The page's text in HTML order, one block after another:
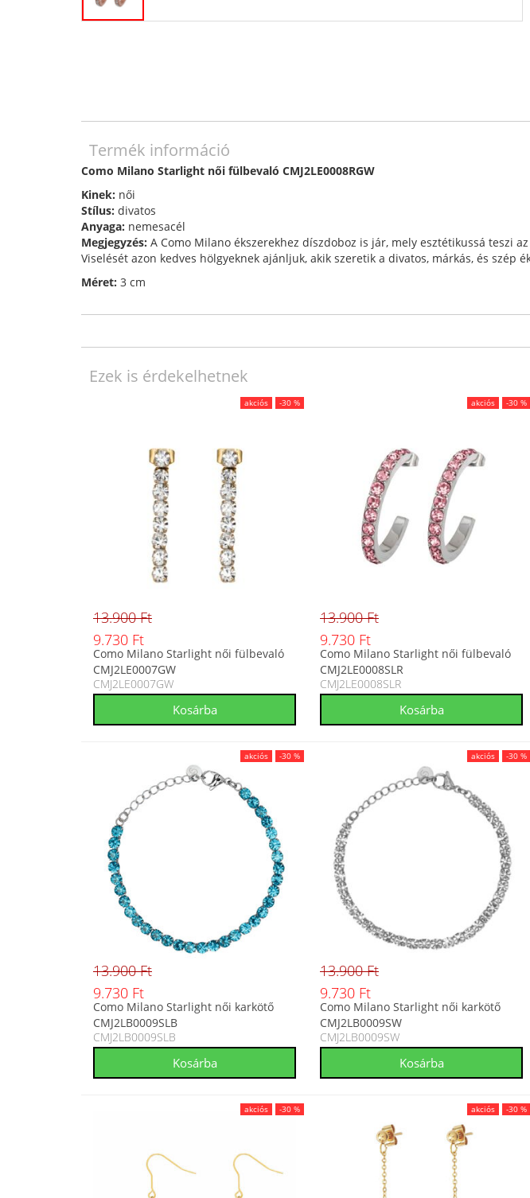
Termék információ
Como Milano Starlight női fülbevaló CMJ2LE0008RGW
Kinek: női
Stílus: divatos
Anyaga: nemesacél
Megjegyzés: A Como Milano ékszerekhez díszdoboz is jár, mely esztétikussá teszi
Viselését azon kedves hölgyeknek ajánljuk, akik szeretik a divatos, márkás, és szép
Méret: 3 cm
Ezek is érdekelhetnek
akciós -30 %
13.900 Ft
9.730 Ft
Como Milano Starlight női fülbevaló
CMJ2LE0007GW
CMJ2LE0007GW
akciós -30 %
13.900 Ft
9.730 Ft
Como Milano Starlight női fülbevaló
CMJ2LE0008SLR
CMJ2LE0008SLR
akciós -30 %
13.900 Ft
9.730 Ft
Como Milano Starlight női karkötő
CMJ2LB0009SLB
CMJ2LB0009SLB
akciós -30 %
13.900 Ft
9.730 Ft
Como Milano Starlight női karkötő
CMJ2LB0009SW
CMJ2LB0009SW
akciós -30 % akciós -30 %